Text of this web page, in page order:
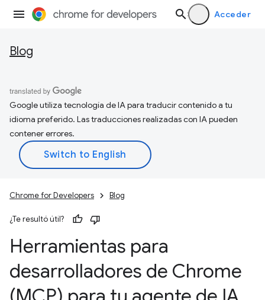
Acceder
Blog
Google utiliza tecnología de IA para traducir contenido a tu
idioma preferido. Las traducciones realizadas con IA pueden
contener errores.
Chrome for Developers Blog
¿Te resultó útil?
Herramientas para
desarrolladores de Chrome